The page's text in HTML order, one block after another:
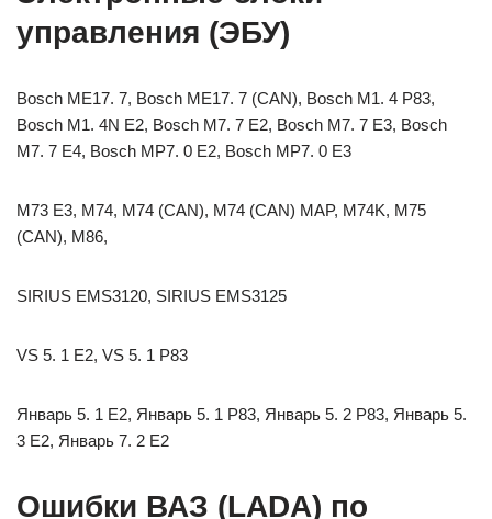
управления (ЭБУ)
Bosch ME17. 7, Bosch ME17. 7 (CAN), Bosch М1. 4 Р83,
Bosch М1. 4N E2, Bosch М7. 7 E2, Bosch М7. 7 E3, Bosch
М7. 7 E4, Bosch МP7. 0 E2, Bosch МP7. 0 E3
M73 E3, M74, M74 (CAN), M74 (CAN) MAP, M74K, M75
(CAN), M86,
SIRIUS EMS3120, SIRIUS EMS3125
VS 5. 1 E2, VS 5. 1 Р83
Январь 5. 1 E2, Январь 5. 1 Р83, Январь 5. 2 Р83, Январь 5.
3 E2, Январь 7. 2 E2
Ошибки ВАЗ (LADA) по